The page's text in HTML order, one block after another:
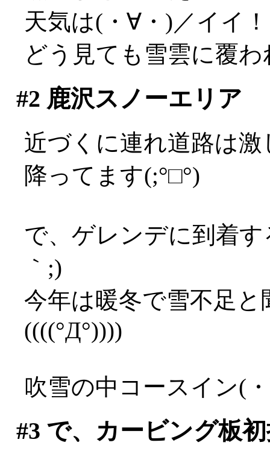
天気は(・∀・)／イイ
どう見ても雪雲に覆
#2 鹿沢スノーエリア
近づくに連れ道路は
降ってます(;°□°)
で、ゲレンデに到着
｀;)
今年は暖冬で雪不足
((((°Д°))))
吹雪の中コースイン(
#3 で、カービング板